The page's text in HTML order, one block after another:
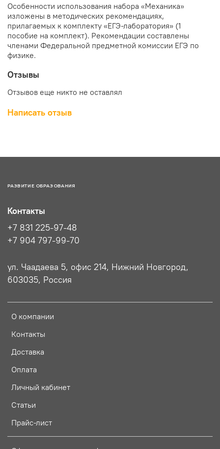
Особенности использования набора «Механика»
изложены в методических рекомендациях,
прилагаемых к комплекту «ЕГЭ-лаборатория» (1
пособие на комплект). Рекомендации составлены
членами Федеральной предметной комиссии ЕГЭ по
физике.
Отзывы
Отзывов еще никто не оставлял
Написать отзыв
РАЗВИТИЕ ОБРАЗОВАНИЯ
О компании
Контакты
Доставка
Оплата
Личный кабинет
Статьи
Прайс-лист
Контакты
+7 831 225-97-48
+7 904 797-99-70
ул. Чаадаева 5, офис 214, Нижний Новгород,
603035, Россия